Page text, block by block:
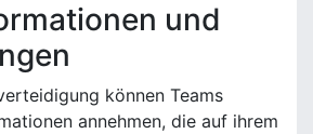
und
können Teams
annehmen, die auf ihrem